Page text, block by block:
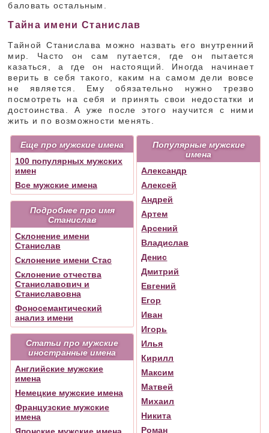
баловать остальным.
Тайна имени Станислав
Тайной Станислава можно назвать его внутренний
мир. Часто он сам путается, где он пытается
казаться, а где он настоящий. Иногда начинает
верить в себя такого, каким на самом дели вовсе
не является. Ему обязательно нужно трезво
посмотреть на себя и принять свои недостатки и
достоинства. А уже после этого научится с ними
жить и по возможности менять.
Популярные мужские
имена
Александр
Алексей
Андрей
Артем
Арсений
Владислав
Денис
Дмитрий
Евгений
Егор
Иван
Игорь
Илья
Кирилл
Максим
Матвей
Михаил
Никита
Роман
Еще про мужские имена
100 популярных мужских
имен
Все мужские имена
Подробнее про имя
Станислав
Склонение имени
Станислав
Склонение имени Стас
Склонение отчества
Станиславович и
Станиславовна
Фоносемантический
анализ имени
Статьи про мужские
иностранные имена
Английские мужские
имена
Немецкие мужские имена
Французские мужские
имена